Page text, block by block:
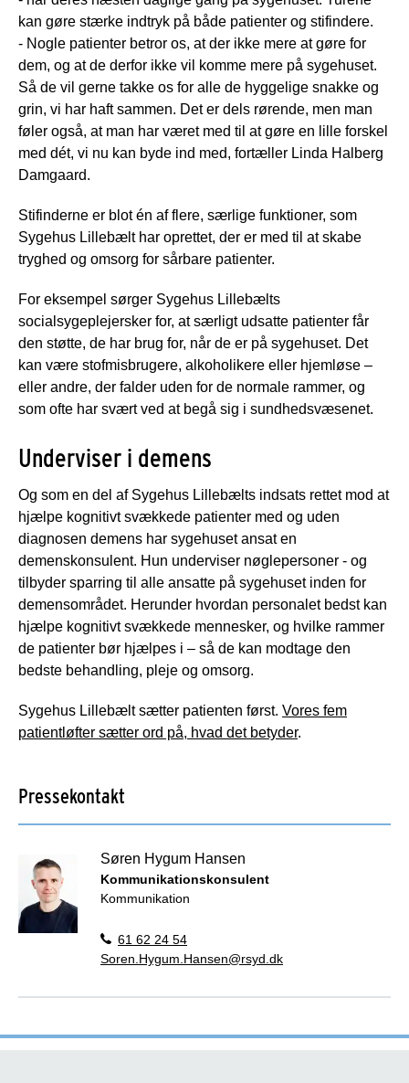
kan gøre stærke indtryk på både patienter og stifindere.
- Nogle patienter betror os, at der ikke mere at gøre for
dem, og at de derfor ikke vil komme mere på sygehuset.
Så de vil gerne takke os for alle de hyggelige snakke og
grin, vi har haft sammen. Det er dels rørende, men man
føler også, at man har været med til at gøre en lille forskel
med dét, vi nu kan byde ind med, fortæller Linda Halberg
Damgaard.
Stifinderne er blot én af flere, særlige funktioner, som
Sygehus Lillebælt har oprettet, der er med til at skabe
tryghed og omsorg for sårbare patienter.
For eksempel sørger Sygehus Lillebælts
socialsygeplejersker for, at særligt udsatte patienter får
den støtte, de har brug for, når de er på sygehuset. Det
kan være stofmisbrugere, alkoholikere eller hjemløse –
eller andre, der falder uden for de normale rammer, og
som ofte har svært ved at begå sig i sundhedsvæsenet.
Underviser i demens
Og som en del af Sygehus Lillebælts indsats rettet mod at
hjælpe kognitivt svækkede patienter med og uden
diagnosen demens har sygehuset ansat en
demenskonsulent. Hun underviser nøglepersoner - og
tilbyder sparring til alle ansatte på sygehuset inden for
demensområdet. Herunder hvordan personalet bedst kan
hjælpe kognitivt svækkede mennesker, og hvilke rammer
de patienter bør hjælpes i – så de kan modtage den
bedste behandling, pleje og omsorg.
Sygehus Lillebælt sætter patienten først. Vores fem
patientløfter sætter ord på, hvad det betyder.
Pressekontakt
Søren Hygum Hansen
Kommunikationskonsulent
Kommunikation
61 62 24 54
Soren.Hygum.Hansen@rsyd.dk